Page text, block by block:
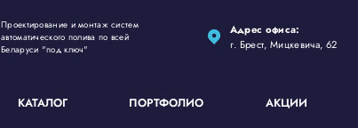
Проектирование и монтаж систем
автоматического полива по всей
Беларуси "под ключ"
Адрес офиса:
г. Брест, Мицкевича, 62
КАТАЛОГ ПОРТФОЛИО АКЦИИ